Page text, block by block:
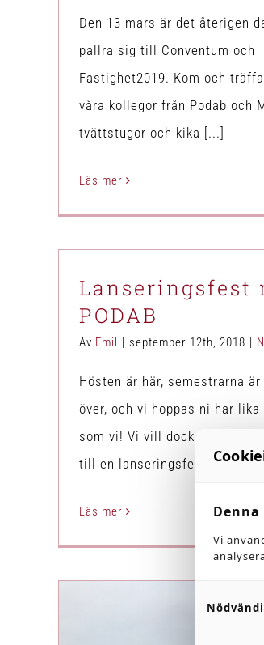
Den 13 mars är det återigen
pallra sig till Conventum och
Fastighet2019. Kom och
våra kollegor från Podab och
tvättstugor och kika [...]
Läs mer
Lanseringsfest
PODAB
Av Emil | september 12th, 2018 |
Hösten är här, semestrarna är
över, och vi hoppas ni har
som vi! Vi vill dock passa på
till en lanseringsfest [...]
Läs mer
Vi